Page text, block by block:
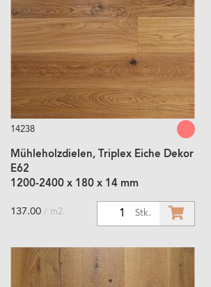
14238
Mühleholzdielen, Triplex Eiche Dekor
E62
1200-2400 x 180 x 14 mm
Stk.
137.00 / m2.